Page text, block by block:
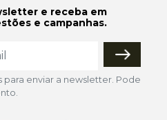
e receba em
e campanhas.
para enviar a newsletter. Pode